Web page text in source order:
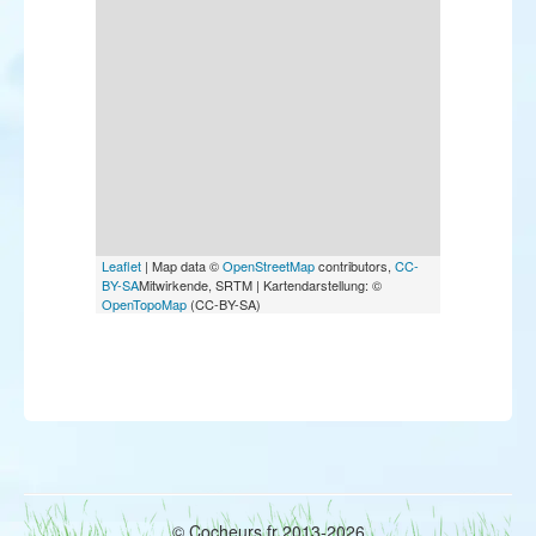
Leaflet | Map data ©OpenStreetMapcontributors, CC-
BY-SAMitwirkende, SRTM | Kartendarstellung: ©
OpenTopoMap (CC-BY-SA)
© Cocheurs.fr 2013-2026